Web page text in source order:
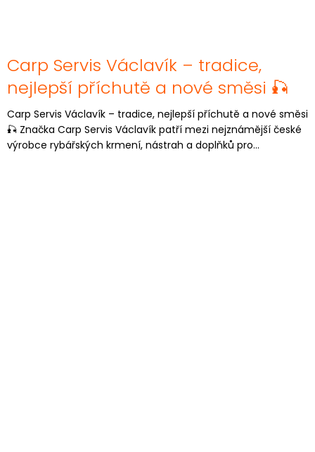
Carp Servis Václavík – tradice,
nejlepší příchutě a nové směsi 🎣
Carp Servis Václavík – tradice, nejlepší příchutě a nové směsi
🎣 Značka Carp Servis Václavík patří mezi nejznámější české
výrobce rybářských krmení, nástrah a doplňků pro...